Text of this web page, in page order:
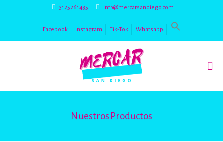
3125261435 info@mercarsandiego.com
Facebook Instagram Tik-Tok Whatsapp
Nuestros Productos